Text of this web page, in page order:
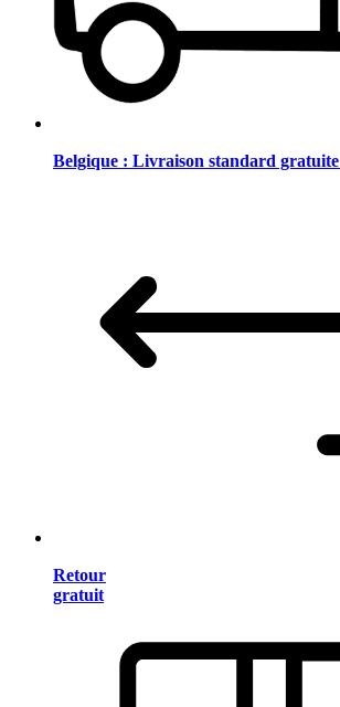
Belgique : Livraison standard gratuite
Retour
gratuit